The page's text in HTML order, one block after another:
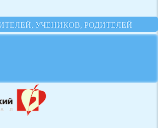
УЧЕНИКОВ, РОДИТЕЛЕЙ